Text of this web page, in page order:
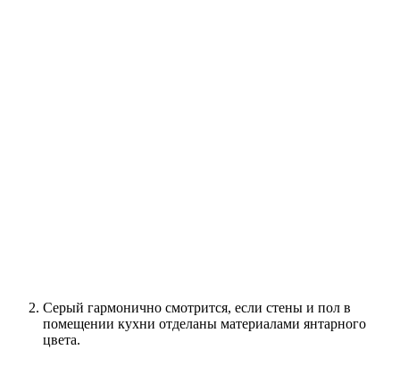
Серый гармонично смотрится, если стены и пол в
помещении кухни отделаны материалами янтарного
цвета.